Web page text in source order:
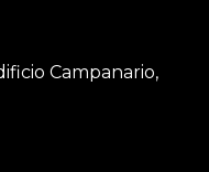
Campanario,